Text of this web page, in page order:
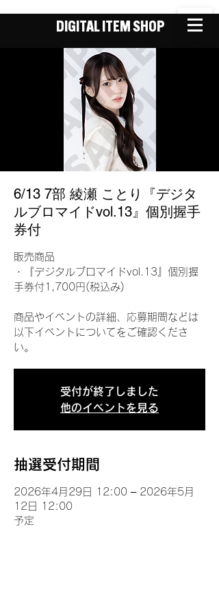
DIGITAL ITEM SHOP
6/13 7部 綾瀬 ことり『デジタ
ルブロマイドvol.13』個別握手
券付
販売商品
・『デジタルブロマイドvol.13』個別握
手券付1,700円(税込み)
商品やイベントの詳細、応募期間などは
以下イベントについてをご確認くださ
い。
受付が終了しました
他のイベントを見る
抽選受付期間
2026年4月29日 12:00 – 2026年5月
12日 12:00
予定